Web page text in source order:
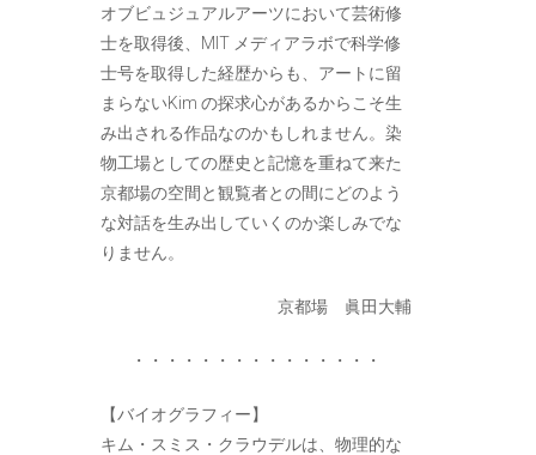
オブビュジュアルアーツにおいて芸術修
士を取得後、MIT メディアラボで科学修
士号を取得した経歴からも、アートに留
まらないKim の探求心があるからこそ生
み出される作品なのかもしれません。染
物工場としての歴史と記憶を重ねて来た
京都場の空間と観覧者との間にどのよう
な対話を生み出していくのか楽しみでな
りません。
京都場 眞田大輔
・・・・・・・・・・・・・・・
【バイオグラフィー】
キム・スミス・クラウデルは、物理的な